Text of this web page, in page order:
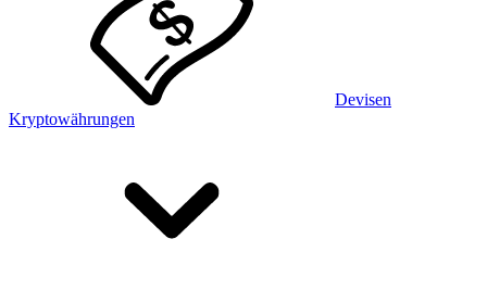
Devisen
Kryptowährungen